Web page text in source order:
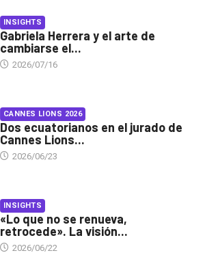
INSIGHTS
Gabriela Herrera y el arte de
cambiarse el...
2026/07/16
CANNES LIONS 2026
Dos ecuatorianos en el jurado de
Cannes Lions...
2026/06/23
INSIGHTS
«Lo que no se renueva,
retrocede». La visión...
2026/06/22